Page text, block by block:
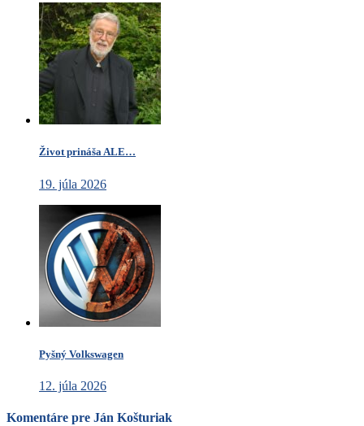
Život prináša ALE…
19. júla 2026
Pyšný Volkswagen
12. júla 2026
Komentáre pre Ján Košturiak